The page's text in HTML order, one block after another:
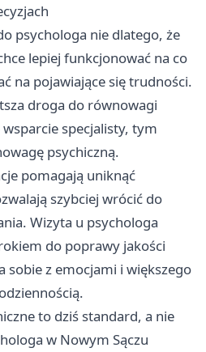
psychologa nie dlatego, że
lepiej funkcjonować na co
na pojawiające się trudności.
droga do równowagi
specjalisty, tym
psychiczną.
pomagają uniknąć
szybciej wrócić do
Wizyta u psychologa
do poprawy jakości
sobie z emocjami i większego
to dziś standard, a nie
w Nowym Sączu